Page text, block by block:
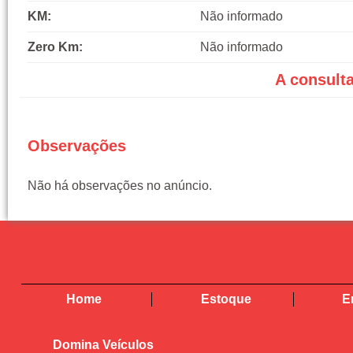
KM: Não informado
Zero Km: Não informado
A
Observações
Não há observações no anúncio.
Home Estoque
Domina Veículos